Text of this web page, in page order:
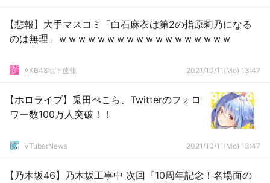
【悲報】大手マスコミ「白石麻衣は第2の指原莉乃になる
のは無理」ｗｗｗｗｗｗｗｗｗｗｗｗｗｗｗｗｗｗ
AKB48地下速報 2021/10/11(Mo) 13:47
【ホロライブ】兎田ぺこら、Twitterのフォロ
ワー数100万人突破！！
VTuberNews 2021/10/11(Mo) 13:47
【乃木坂46】乃木坂工事中 次回『10周年記念！名場面の